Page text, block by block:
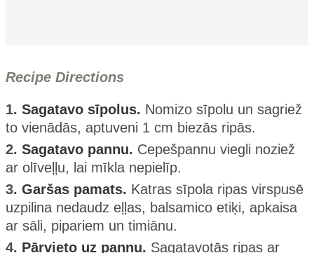
Recipe Directions
1. Sagatavo sīpolus. Nomizo sīpolu un sagriež
to vienādās, aptuveni 1 cm biezās ripās.
2. Sagatavo pannu. Cepešpannu viegli noziež
ar olīveļļu, lai mīkla nepielīp.
3. Garšas pamats. Katras sīpola ripas virspusē
uzpilina nedaudz eļļas, balsamico etiķi, apkaisa
ar sāli, pipariem un timiānu.
4. Pārvieto uz pannu. Sagatavotās ripas ar